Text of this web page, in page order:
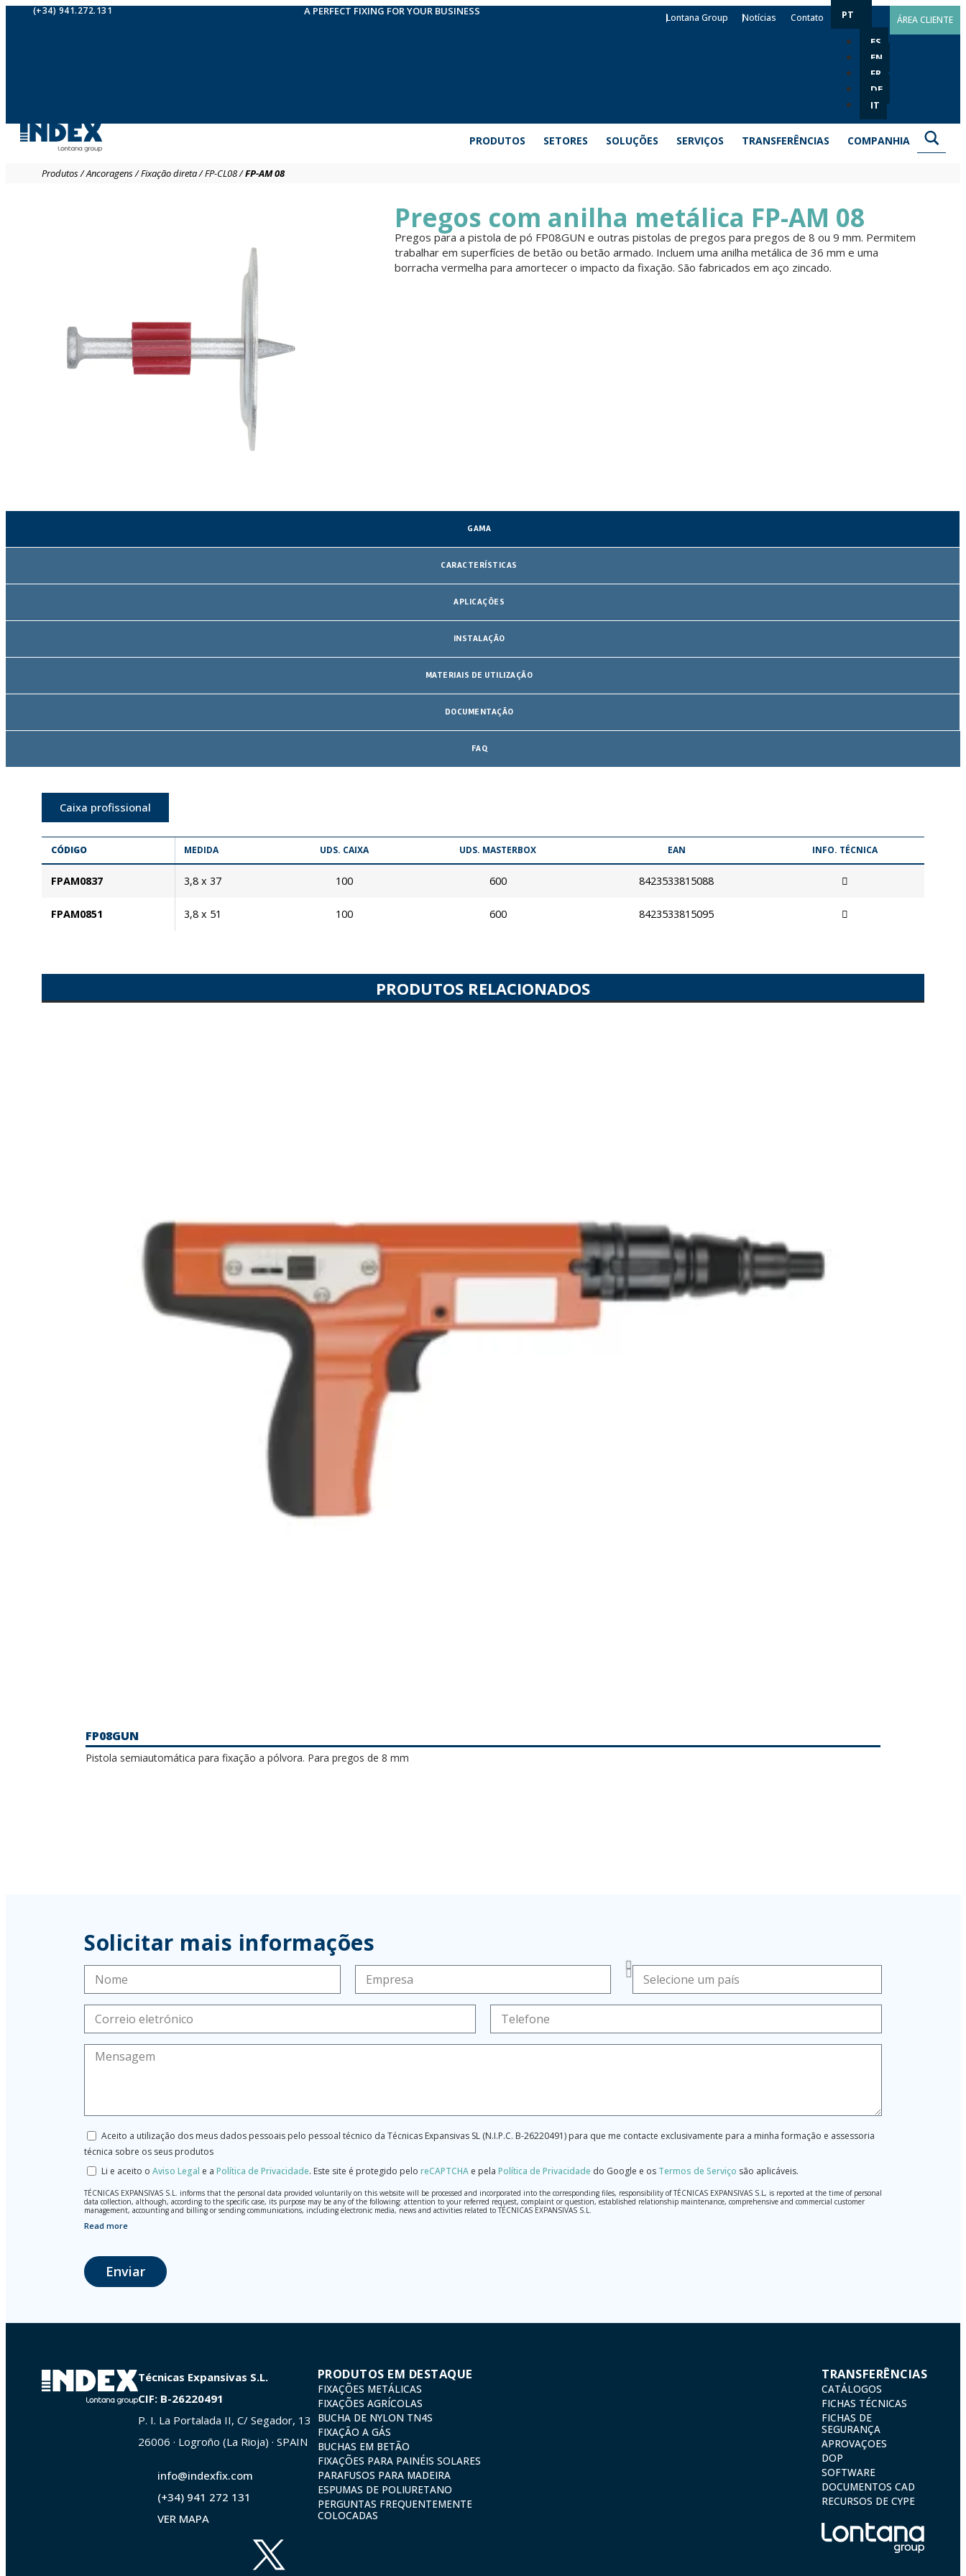
(+34) 941.272.131 A PERFECT FIXING FOR YOUR BUSINESS
Lontana Group Notícias Contato PT
ES
EN
FR
DE
IT
ÁREA CLIENTE
PRODUTOS SETORES SOLUÇÕES SERVIÇOS TRANSFERÊNCIAS COMPANHIA
Produtos/Ancoragens/Fixação direta/FP-CL08/FP-AM 08
Pregos com anilha metálica FP-AM 08
Pregos para a pistola de pó FP08GUN e outras pistolas de pregos para pregos de 8 ou 9 mm. Permitem
trabalhar em superfícies de betão ou betão armado. Incluem uma anilha metálica de 36 mm e uma
borracha vermelha para amortecer o impacto da fixação. São fabricados em aço zincado.
GAMA
CARACTERÍSTICAS
APLICAÇÕES
INSTALAÇÃO
MATERIAIS DE UTILIZAÇÃO
DOCUMENTAÇÃO
FAQ
Caixa profissional
CÓDIGO MEDIDA UDS. CAIXA UDS. MASTERBOX EAN INFO. TÉCNICA
FPAM0837 3,8 x 37 100 600 8423533815088
FPAM0851 3,8 x 51 100 600 8423533815095
PRODUTOS RELACIONADOS
FP08GUN
Pistola semiautomática para fixação a pólvora. Para pregos de 8 mm
Solicitar mais informações
Aceito a utilização dos meus dados pessoais pelo pessoal técnico da Técnicas Expansivas SL (N.I.P.C. B-26220491) para que me contacte exclusivamente para a minha formação e assessoria
técnica sobre os seus produtos
Li e aceito o Aviso Legal e a Política de Privacidade. Este site é protegido pelo reCAPTCHA e pela Política de Privacidade do Google e os Termos de Serviço são aplicáveis.
TÉCNICAS EXPANSIVAS S.L. informs that the personal data provided voluntarily on this website will be processed and incorporated into the corresponding files, responsibility of TÉCNICAS EXPANSIVAS S.L, is reported at the time of personal
data collection, although, according to the specific case, its purpose may be any of the following: attention to your referred request, complaint or question, established relationship maintenance, comprehensive and commercial customer
management, accounting and billing or sending communications, including electronic media, news and activities related to TÉCNICAS EXPANSIVAS S.L.
The data in our files are strictly confidential and shall be treated with the utmost confidentiality and shall comply with all the requirements provided for the General Data Protection Regulation (GDPR) 2016.
The user may at any time exercise their rights of access, rectification, cancellation and opposition under the provisions of the General Data Protection Regulation (GDPR) 2016 by sending a letter together with a photocopy of your ID, to P.I.
La Portalada II | c/ Segador 13, 26006 | Logroño (La Rioja).
Read more
Enviar
Técnicas Expansivas S.L.
CIF: B-26220491
P. I. La Portalada II, C/ Segador, 13
26006 · Logroño (La Rioja) · SPAIN
info@indexfix.com
(+34) 941 272 131
VER MAPA
PRODUTOS EM DESTAQUE
FIXAÇÕES METÁLICAS
FIXAÇÕES AGRÍCOLAS
BUCHA DE NYLON TN4S
FIXAÇÃO A GÁS
BUCHAS EM BETÃO
FIXAÇÕES PARA PAINÉIS SOLARES
PARAFUSOS PARA MADEIRA
ESPUMAS DE POLIURETANO
PERGUNTAS FREQUENTEMENTE
COLOCADAS
TRANSFERÊNCIAS
CATÁLOGOS
FICHAS TÉCNICAS
FICHAS DE
SEGURANÇA
APROVAÇOES
DOP
SOFTWARE
DOCUMENTOS CAD
RECURSOS DE CYPE